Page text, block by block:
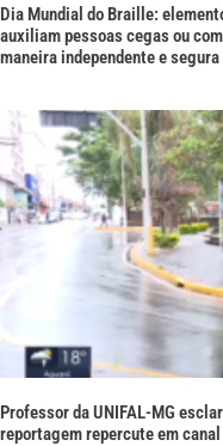
Dia Mundial do Braille:
auxiliam pessoas cegas ou
maneira independente e segura
Professor da UNIFAL-MG
reportagem repercute em